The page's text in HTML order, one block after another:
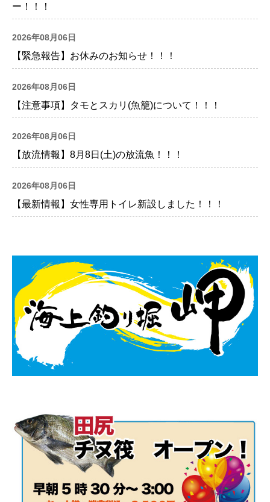
ー！！！
2026年08月06日
【緊急報告】お休みのお知らせ！！！
2026年08月06日
【注意事項】タモとスカリ(魚籠)について！！！
2026年08月06日
【放流情報】8月8日(土)の放流魚！！！
2026年08月06日
【最新情報】女性専用トイレ新設しました！！！